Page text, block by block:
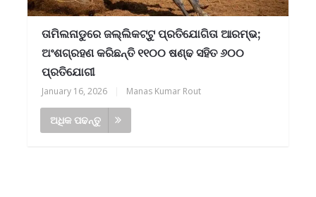
ତାମିଲନାଡୁରେ ଜଲ୍ଲିକଟ୍ଟୁ ପ୍ରତିଯୋଗିତା ଆରମ୍ଭ;
ଅଂଶଗ୍ରହଣ କରିଛନ୍ତି ୧୧୦୦ ଷଣ୍ଢ ସହିତ ୬୦୦
ପ୍ରତିଯୋଗୀ
January 16, 2026 Manas Kumar Rout
ଅଧିକ ପଢନ୍ତୁ